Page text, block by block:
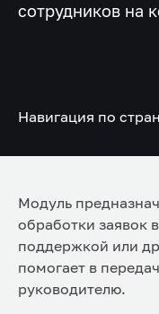
сотрудников на
Навигация по
Модуль
обработки заявок
поддержкой или
помогает в
руководителю.